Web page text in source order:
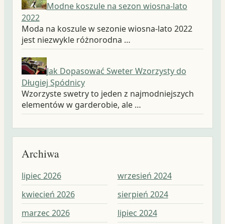
Modne koszule na sezon wiosna-lato
2022
Moda na koszule w sezonie wiosna-lato 2022
jest niezwykle różnorodna …
Jak Dopasować Sweter Wzorzysty do
Długiej Spódnicy
Wzorzyste swetry to jeden z najmodniejszych
elementów w garderobie, ale …
Archiwa
lipiec 2026
kwiecień 2026
marzec 2026
wrzesień 2024
sierpień 2024
lipiec 2024